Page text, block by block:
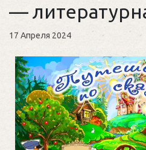
—
17 Апреля 2024